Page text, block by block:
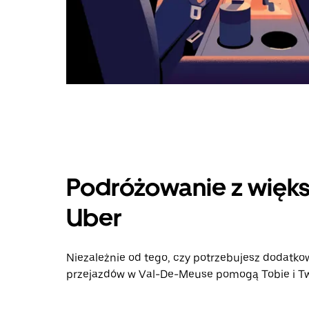
Podróżowanie z
Uber
Niezależnie od tego, czy potrzebujesz
przejazdów w Val-De-Meuse pomogą Tobie i